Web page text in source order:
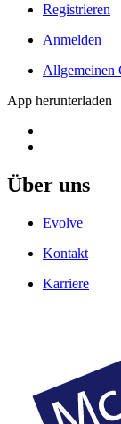
Registrieren
Anmelden
Allgemeinen
App herunterladen
Über uns
Evolve
Kontakt
Karriere